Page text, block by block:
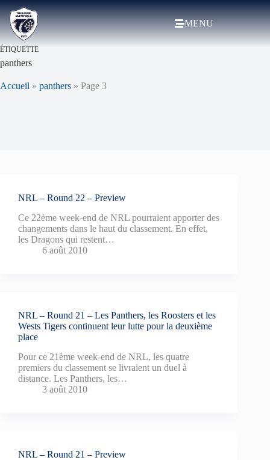
MENU
ÉTIQUETTE
panthers
Accueil » panthers » Page 3
NRL – Round 22 – Preview
Ce 22ème week-end de NRL pourraient apporter des
changements dans le haut du classement. En effet,
les Dragons qui restent…
6 août 2010
NRL – Round 21 – Les Panthers, les Roosters et les
Wests Tigers continuent leur lutte pour la deuxième
place
Pour ce 21ème week-end de NRL, les quatre
premiers du classement se livraient un duel à
distance. Les Panthers, les…
3 août 2010
NRL – Round 21 – Preview